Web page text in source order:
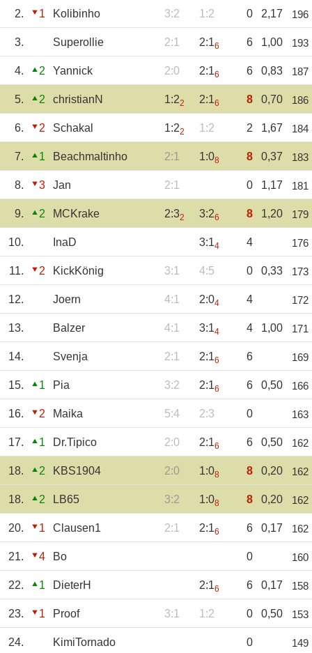
2. 1 Kolibinho 3:2 1:2 0 2,17 196
3. Superollie 2:1 2:16 6 1,00 193
4. 2 Yannick 2:0 2:16 6 0,83 187
5. 2 christianN 1:22 2:16 8 0,70 186
6. 2 Schakal 1:22 1:2 2 1,67 184
7. 1 Beachmaltinho 2:1 1:08 8 0,37 183
8. 3 Jan 2:1 0 1,17 181
9. 2 MCKrake 2:32 3:26 8 1,20 179
10. InaD 3:14 4 176
11. 2 KickKönig 3:1 4:5 0 0,33 173
12. Joern 4:1 2:04 4 172
13. Balzer 4:1 3:14 4 1,00 171
14. Svenja 2:1 2:16 6 169
15. 1 Pia 3:2 2:16 6 0,50 166
16. 2 Maika 5:4 2:3 0 163
17. 1 Dr.Tipico 2:0 2:16 6 0,50 162
18. 2 KBS1904 2:0 1:08 8 0,20 162
18. 2 LB65 3:2 1:08 8 0,20 162
20. 1 Clausen1 2:1 2:16 6 0,17 162
21. 4 Bo 0 160
22. 1 DieterH 2:16 6 0,17 158
23. 1 Proof 3:1 1:2 0 0,50 153
24. KimiTornado 0 149